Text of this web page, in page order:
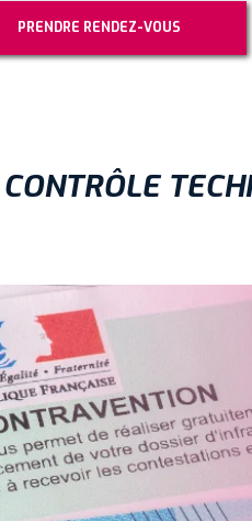
PRENDRE RENDEZ-VOUS